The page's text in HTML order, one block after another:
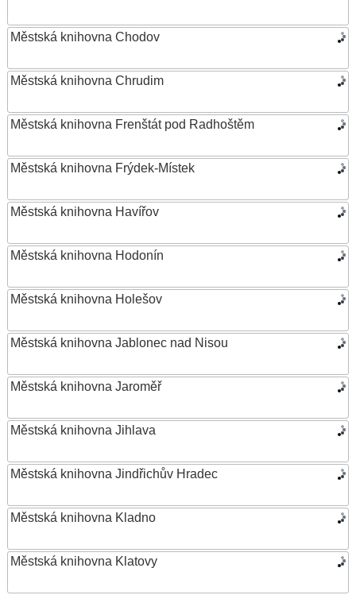
Městská knihovna Chodov
Městská knihovna Chrudim
Městská knihovna Frenštát pod Radhoštěm
Městská knihovna Frýdek-Místek
Městská knihovna Havířov
Městská knihovna Hodonín
Městská knihovna Holešov
Městská knihovna Jablonec nad Nisou
Městská knihovna Jaroměř
Městská knihovna Jihlava
Městská knihovna Jindřichův Hradec
Městská knihovna Kladno
Městská knihovna Klatovy